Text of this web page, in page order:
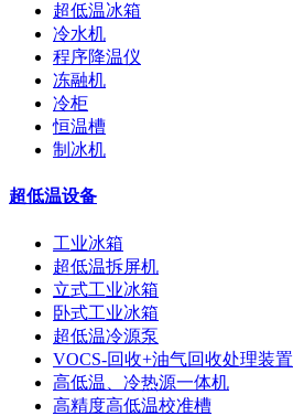
超低温冰箱
冷水机
程序降温仪
冻融机
冷柜
恒温槽
制冰机
超低温设备
工业冰箱
超低温拆屏机
立式工业冰箱
卧式工业冰箱
超低温冷源泵
VOCS-回收+油气回收处理装置
高低温、冷热源一体机
高精度高低温校准槽